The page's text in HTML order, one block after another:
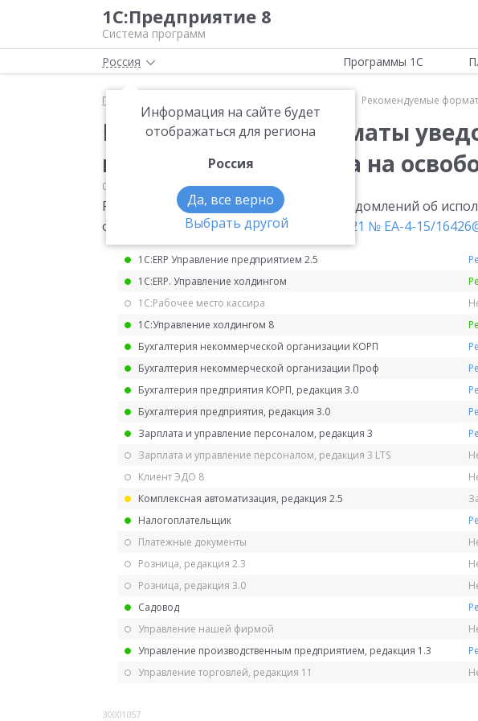
1С:Предприятие 8
Система программ
Россия
Информация на сайте будет
отображаться для региона
Россия
Да, все верно
Выбрать другой
Программы 1С
Главная Рекомендуемые
Рекомендуемые форматы
использовании права на
01.12.2021 НДС
Рекомендуемые форматы выгрузки уведомлений об
от НДС.
Письмо ФНС России от 25.11.2021 № ЕА-4-15/
1С:ERP Управление предприятием 2.5
1С:ERP. Управление холдингом
1С:Рабочее место кассира
1С:Управление холдингом 8
Бухгалтерия некоммерческой организации КОРП
Бухгалтерия некоммерческой организации Проф
Бухгалтерия предприятия КОРП, редакция 3.0
Бухгалтерия предприятия, редакция 3.0
Зарплата и управление персоналом, редакция 3
Зарплата и управление персоналом, редакция 3 LTS
Клиент ЭДО 8
Комплексная автоматизация, редакция 2.5
Налогоплательщик
Платежные документы
Розница, редакция 2.3
Розница, редакция 3.0
Садовод
Управление нашей фирмой
Управление производственным предприятием, редакция 1.3
Управление торговлей, редакция 11
30001057